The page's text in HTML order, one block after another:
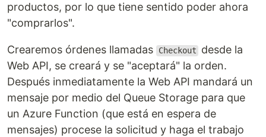
productos, por lo que tiene sentido poder ahora
"comprarlos".
Crearemos órdenes llamadas Checkout
desde la
Web API, se creará y se "aceptará" la orden.
Después inmediatamente la Web API mandará un
mensaje por medio del Queue Storage para que
un Azure Function (que está en espera de
mensajes) procese la solicitud y haga el trabajo